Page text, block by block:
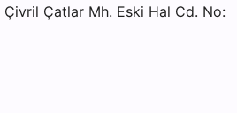
Çatlar Mh. Eski Hal Cd. No: